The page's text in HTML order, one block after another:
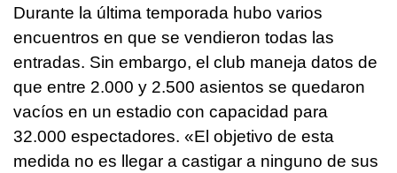
Durante la última temporada hubo varios
encuentros en que se vendieron todas las
entradas. Sin embargo, el club maneja datos de
que entre 2.000 y 2.500 asientos se quedaron
vacíos en un estadio con capacidad para
32.000 espectadores. «El objetivo de esta
medida no es llegar a castigar a ninguno de sus